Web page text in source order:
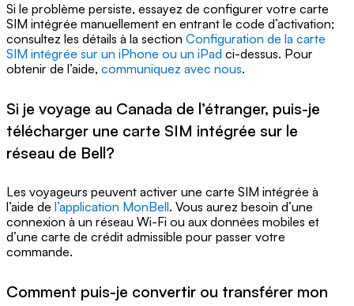
Si le problème persiste, essayez de configurer votre carte
SIM intégrée manuellement en entrant le code d’activation;
consultez les détails à la section Configuration de la carte
SIM intégrée sur un iPhone ou un iPad ci-dessus. Pour
obtenir de l’aide, communiquez avec nous.
Si je voyage au Canada de l’étranger, puis-je
télécharger une carte SIM intégrée sur le
réseau de Bell?
Les voyageurs peuvent activer une carte SIM intégrée à
l’aide de l’application MonBell. Vous aurez besoin d’une
connexion à un réseau Wi-Fi ou aux données mobiles et
d’une carte de crédit admissible pour passer votre
commande.
Comment puis-je convertir ou transférer mon